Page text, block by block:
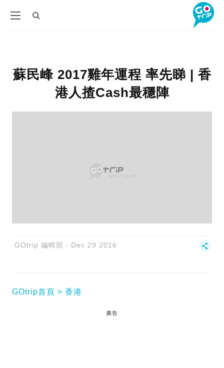
蘇民峰 2017雞年運程 率先睇 | 香
港人揸Cash最穩陣
GOtrip 編輯部 Dec 29 2016
GOtrip首頁 香港
廣告